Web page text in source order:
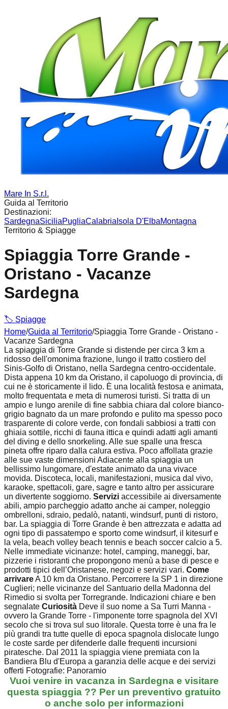
Mare In S.r.l.
Guida al Territorio
Destinazioni:
SardegnaSiciliaPugliaCalabria Isola D'ElbaMontagna
Territorio & Spiagge
Spiaggia Torre Grande -
Oristano - Vacanze
Sardegna
🏷️ Spiagge
Home/Guida al Territorio/Spiaggia Torre Grande - Oristano -
Vacanze Sardegna
La spiaggia di Torre Grande si distende per circa 3 km a
ridosso dell'omonima frazione, lungo il tratto costiero del
Sinis-Golfo di Oristano, nella Sardegna centro-occidentale.
Dista appena 10 km da Oristano, il capoluogo di provincia, di
cui ne è storicamente il lido. È una località festosa e animata,
molto frequentata e meta di numerosi turisti. Si tratta di un
ampio e lungo arenile di fine sabbia chiara dal colore bianco-
grigio bagnato da un mare profondo e pulito ma spesso poco
trasparente di colore verde, con fondali sabbiosi a tratti con
ghiaia sottile, ricchi di fauna ittica e quindi adatti agli amanti
del diving e dello snorkeling. Alle sue spalle una fresca
pineta offre riparo dalla calura estiva. Poco affollata grazie
alle sue vaste dimensioni Adiacente alla spiaggia un
bellissimo lungomare, d'estate animato da una vivace
movida. Discoteca, locali, manifestazioni, musica dal vivo,
karaoke, spettacoli, gare, sagre e tanto altro per assicurare
un divertente soggiorno. Servizi accessibile ai diversamente
abili, ampio parcheggio adatto anche ai camper, noleggio
ombrelloni, sdraio, pedalò, natanti, windsurf, punti di ristoro,
bar. La spiaggia di Torre Grande è ben attrezzata e adatta ad
ogni tipo di passatempo e sporto come windsurf, il kitesurf e
la vela, beach volley beach tennis e beach soccer calcio a 5.
Nelle immediate vicinanze: hotel, camping, maneggi, bar,
pizzerie i ristoranti che propongono menù a base di pesce e
prodotti tipici dell’Oristanese, negozi e servizi vari. Come
arrivareA 10 km da Oristano. Percorrere la SP 1 in direzione
Cuglieri; nelle vicinanze del Santuario della Madonna del
Rimedio si svolta per Torregrande. Indicazioni chiare e ben
segnalate Curiosità Deve il suo nome a Sa Turri Manna -
ovvero la Grande Torre - l'imponente torre spagnola del XVI
secolo che si trova sul suo litorale. Questa torre è una fra le
più grandi tra tutte quelle di epoca spagnola dislocate lungo
le coste sarde per difenderle dalle frequenti incursioni
piratesche. Dal 2011 la spiaggia viene premiata con la
Bandiera Blu d'Europa a garanzia delle acque e dei servizi
offerti Fotografie: Panoramio
Vuoi venire in vacanza in Sardegna e visitare
questa spiaggia ?? Per un preventivo gratuito
o anche solo per informazioni